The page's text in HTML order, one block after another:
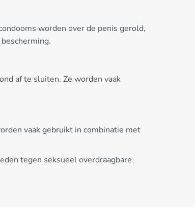
worden over de penis gerold,
af te sluiten. Ze worden vaak
vaak gebruikt in combinatie met
tegen seksueel overdraagbare